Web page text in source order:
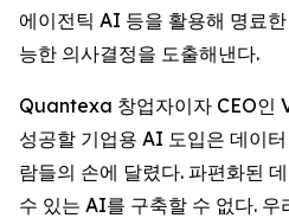
에이전틱 AI 등을 활용해 명료
능한 의사결정을 도출해낸다.
Quantexa 창업자이자 CEO인
성공할 기업용 AI 도입은 데이
람들의 손에 달렸다. 파편화된
수 있는 AI를 구축할 수 없다.